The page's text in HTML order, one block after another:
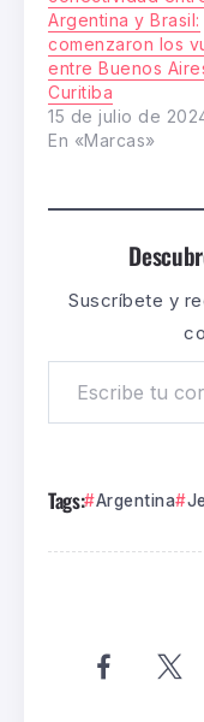
Argentina y Brasil:
comenzaron los
entre Buenos
Curitiba
15 de julio de
En «Marcas»
Suscríbete y
Tags: Argentina